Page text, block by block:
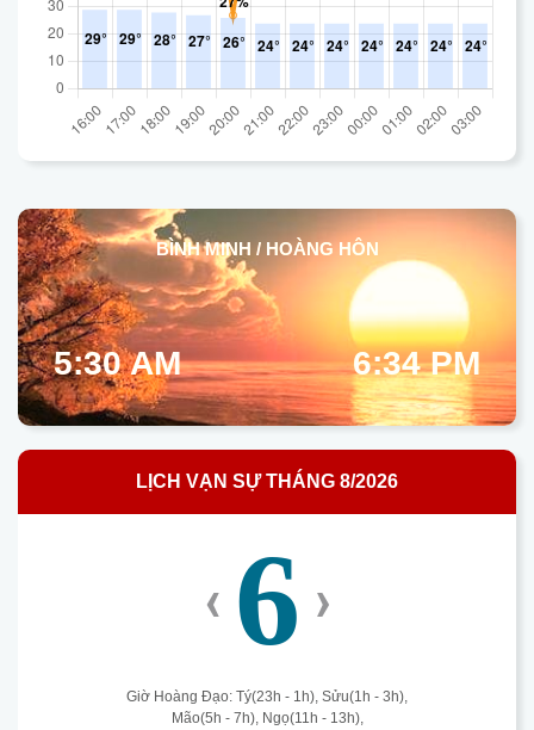
BÌNH MINH / HOÀNG HÔN
5:30 AM 6:34 PM
LỊCH VẠN SỰ THÁNG 8/2026
‹ 6 ›
Giờ Hoàng Đạo: Tý(23h - 1h), Sửu(1h - 3h),
Mão(5h - 7h), Ngọ(11h - 13h),